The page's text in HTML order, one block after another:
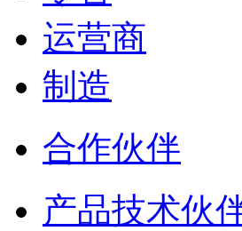
运营商
制造
合作伙伴
产品技术伙